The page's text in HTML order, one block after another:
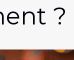
?